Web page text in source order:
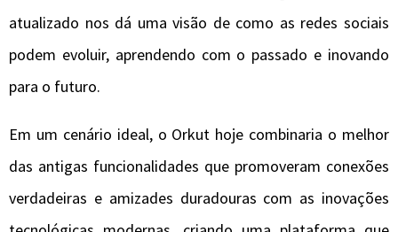
atualizado nos dá uma visão de como as redes sociais
podem evoluir, aprendendo com o passado e inovando
para o futuro.
Em um cenário ideal, o Orkut hoje combinaria o melhor
das antigas funcionalidades que promoveram conexões
verdadeiras e amizades duradouras com as inovações